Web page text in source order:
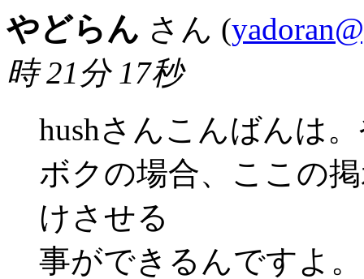
やどらん さん (
時 21分 17秒
hushさんこんばんは
ボクの場合、ここの
けさせる
事ができるんですよ。